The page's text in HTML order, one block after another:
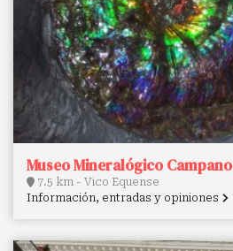
Museo Mineralógico Campano
7.5 km - Vico Equense
Información, entradas y opiniones